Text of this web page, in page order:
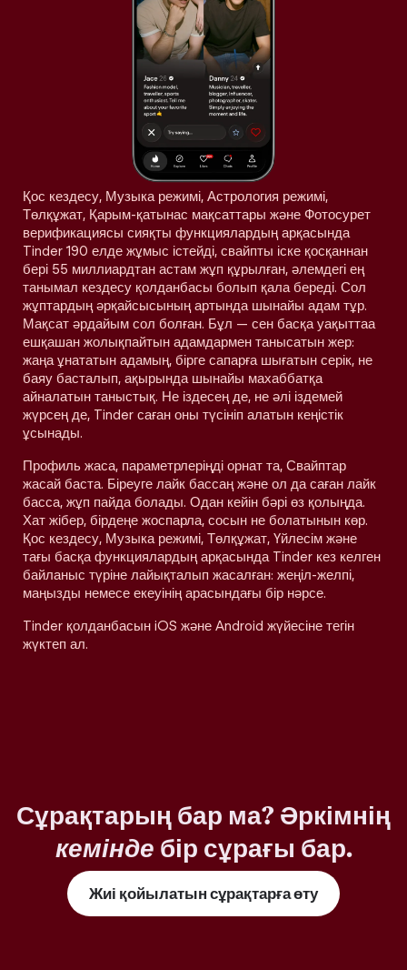
Қос кездесу, Музыка режимі, Астрология режимі,
Төлқұжат, Қарым-қатынас мақсаттары және Фотосурет
верификациясы сияқты функциялардың арқасында
Tinder 190 елде жұмыс істейді, свайпты іске қосқаннан
бері 55 миллиардтан астам жұп құрылған, әлемдегі ең
танымал кездесу қолданбасы болып қала береді. Сол
жұптардың әрқайсысының артында шынайы адам тұр.
Мақсат әрдайым сол болған. Бұл — сен басқа уақыттаа
ешқашан жолықпайтын адамдармен танысатын жер:
жаңа ұнататын адамың, бірге сапарға шығатын серік, не
баяу басталып, ақырында шынайы махаббатқа
айналатын таныстық. Не іздесең де, не әлі іздемей
жүрсең де, Tinder саған оны түсініп алатын кеңістік
ұсынады.
Профиль жаса, параметрлеріңді орнат та, Свайптар
жасай баста. Біреуге лайк бассаң және ол да саған лайк
басса, жұп пайда болады. Одан кейін бәрі өз қолыңда.
Хат жібер, бірдеңе жоспарла, сосын не болатынын көр.
Қос кездесу, Музыка режимі, Төлқұжат, Үйлесім және
тағы басқа функциялардың арқасында Tinder кез келген
байланыс түріне лайықталып жасалған: жеңіл-желпі,
маңызды немесе екеуінің арасындағы бір нәрсе.
Tinder қолданбасын iOS және Android жүйесіне тегін
жүктеп ал.
Сұрақтарың бар ма? Әркімнің
кемінде бір сұрағы бар.
Жиі қойылатын сұрақтарға өту